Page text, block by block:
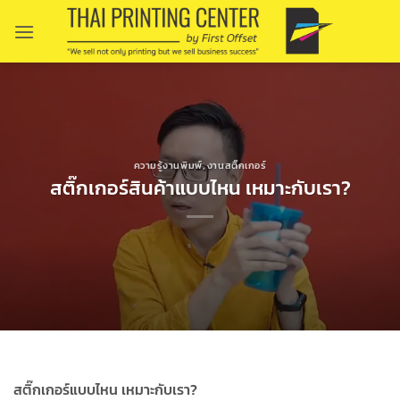
ความรู้งานพิมพ์,งานสติ๊กเกอร์
สติ๊กเกอร์สินค้าแบบไหน เหมาะกับเรา?
สติ๊กเกอร์แบบไหน เหมาะกับเรา?